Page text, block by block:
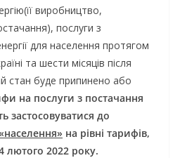
виробництво,
послуги з
для населення протягом
та шести місяців після
стан буде припинено або
на послуги з постачання
застосовуватися до
на рівні тарифів,
лютого 2022 року.